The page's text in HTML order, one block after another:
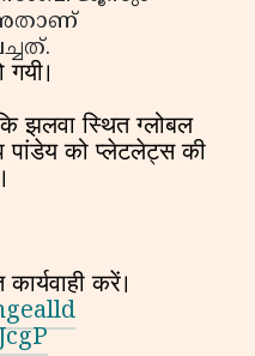
गयी।
झलवा स्थित ग्लोबल
पांडेय को प्लेटलेट्स की
करें।